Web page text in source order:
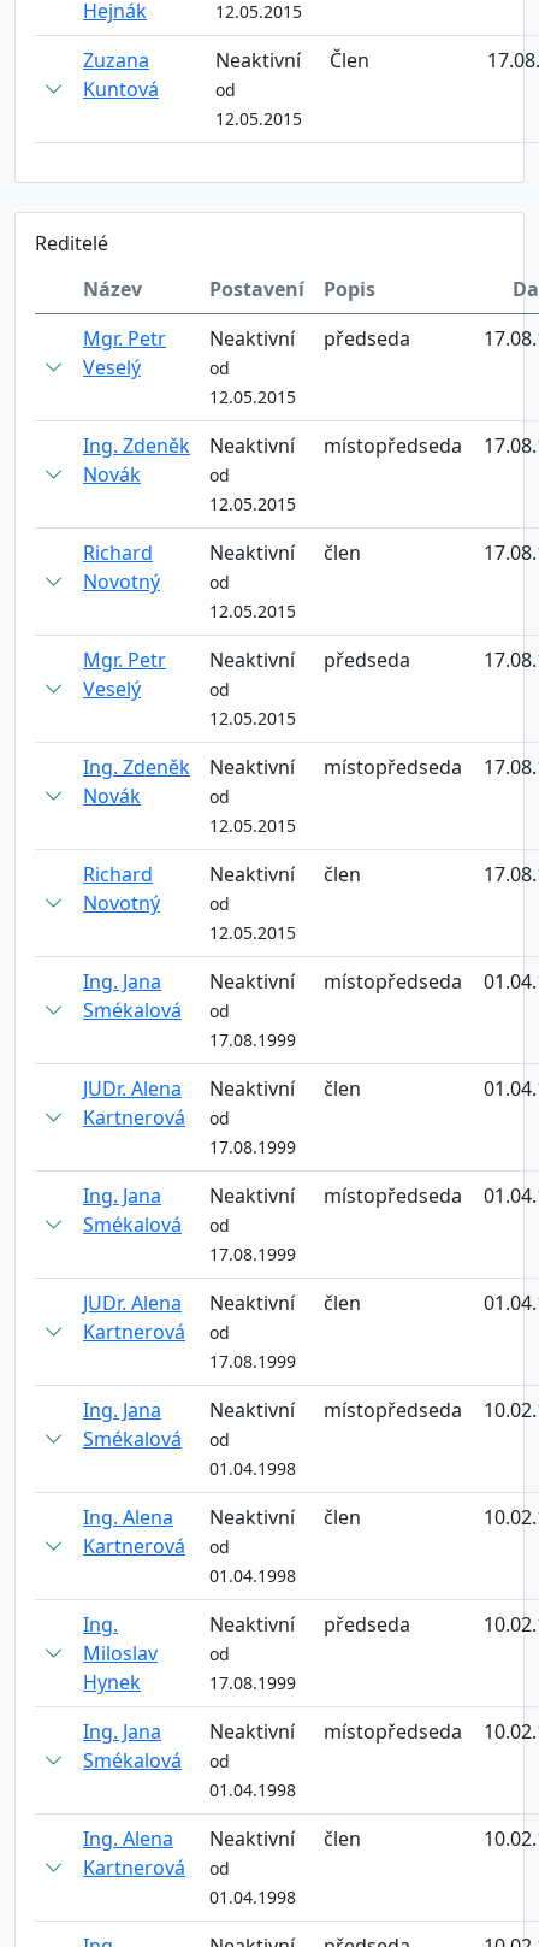
Hejnák
12.05.2015
Zuzana
Kuntová
Neaktivní
od
12.05.2015
Člen
Reditelé
Název
Postavení Popis
Mgr. Petr
Veselý
Neaktivní
od
12.05.2015
předseda
Ing. Zdeněk
Novák
Neaktivní
od
12.05.2015
místopředseda
Richard
Novotný
Neaktivní
od
12.05.2015
člen
Mgr. Petr
Veselý
Neaktivní
od
12.05.2015
předseda
Ing. Zdeněk
Novák
Neaktivní
od
12.05.2015
místopředseda
Richard
Novotný
Neaktivní
od
12.05.2015
člen
Ing. Jana
Smékalová
Neaktivní
od
17.08.1999
místopředseda
JUDr. Alena
Kartnerová
Neaktivní
od
17.08.1999
člen
Ing. Jana
Smékalová
Neaktivní
od
17.08.1999
místopředseda
JUDr. Alena
Kartnerová
Neaktivní
od
17.08.1999
člen
Ing. Jana
Smékalová
Neaktivní
od
01.04.1998
místopředseda
Ing. Alena
Kartnerová
Neaktivní
od
01.04.1998
člen
Ing.
Miloslav
Hynek
Neaktivní
od
17.08.1999
předseda
Ing. Jana
Smékalová
Neaktivní
od
01.04.1998
místopředseda
Ing. Alena
Kartnerová
Neaktivní
od
01.04.1998
člen